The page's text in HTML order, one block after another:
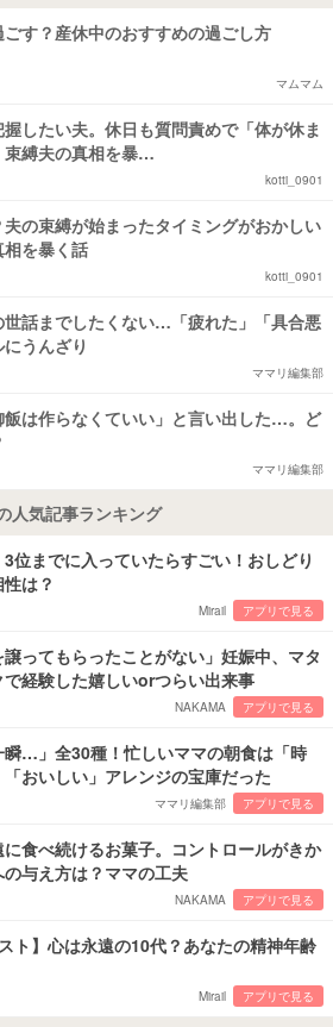
ごす？産休中のおすすめの過ごし方
マムマム
したい夫。休日も質問責めで「体が休ま
束縛夫の真相を暴…
kotti_0901
夫の束縛が始まったタイミングがおかしい
相を暴く話
kotti_0901
世話までしたくない…「疲れた」「具合悪
うんざり
ママリ編集部
飯は作らなくていい」と言い出した…。ど
ママリ編集部
人気記事ランキング
3位までに入っていたらすごい！おしどり
は？
Mirail アプリで見る
譲ってもらったことがない」妊娠中、マタ
で経験した嬉しいorつらい出来事
NAKAMA アプリで見る
瞬…」全30種！忙しいママの朝食は「時
おいしい」アレンジの宝庫だった
ママリ編集部 アプリで見る
食べ続けるお菓子。コントロールがきか
与え方は？ママの工夫
NAKAMA アプリで見る
ト】心は永遠の10代？あなたの精神年齢
Mirail アプリで見る